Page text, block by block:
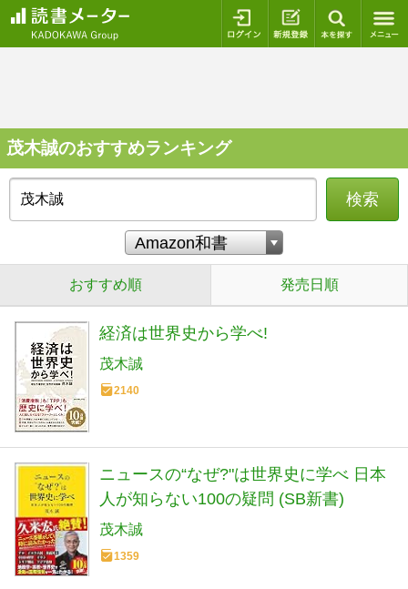
ログイン 新規登録
茂木誠のおすすめランキング
検索
おすすめ順 発売日順
経済は世界史から学べ!
茂木誠
2140
ニュースの“なぜ?"は世界史に学べ 日本
人が知らない100の疑問 (SB新書)
茂木誠
1359